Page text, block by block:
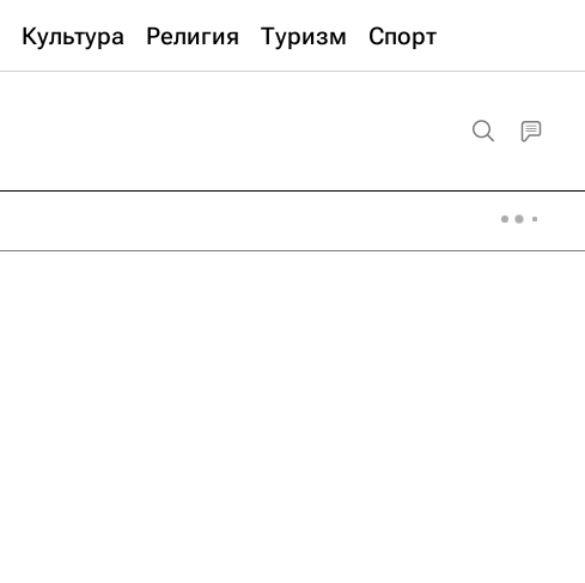
Культура Религия Туризм Спорт